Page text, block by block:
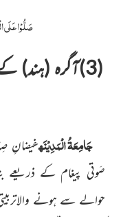
صَلُّوْا
(3)آگرہ (ہند)
جَامِعَۃُ الْمَدِیْنَہفیضانِ
صَوتی پیغام کے ذریعے
حوالے سے ہونے